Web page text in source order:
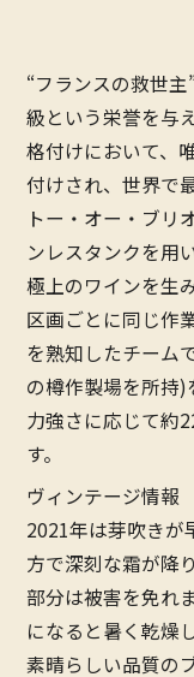
“フランスの救世
級という栄誉を与
格付けにおいて、
付けされ、世界で
トー・オー・ブリ
ンレスタンクを用
極上のワインを生
区画ごとに同じ作
を熟知したチーム
の樽作製場を所持
力強さに応じて約
す。
ヴィンテージ情報
2021年は芽吹きが
方で深刻な霜が降
部分は被害を免れ
になると暑く乾燥
素晴らしい品質の